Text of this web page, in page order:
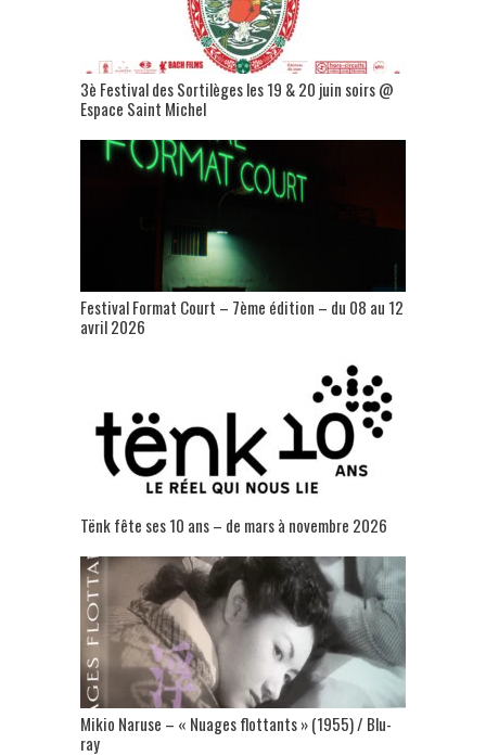
3è Festival des Sortilèges les 19 & 20 juin soirs @
Espace Saint Michel
Festival Format Court – 7ème édition – du 08 au 12
avril 2026
Tënk fête ses 10 ans – de mars à novembre 2026
Mikio Naruse – « Nuages flottants » (1955) / Blu-
ray